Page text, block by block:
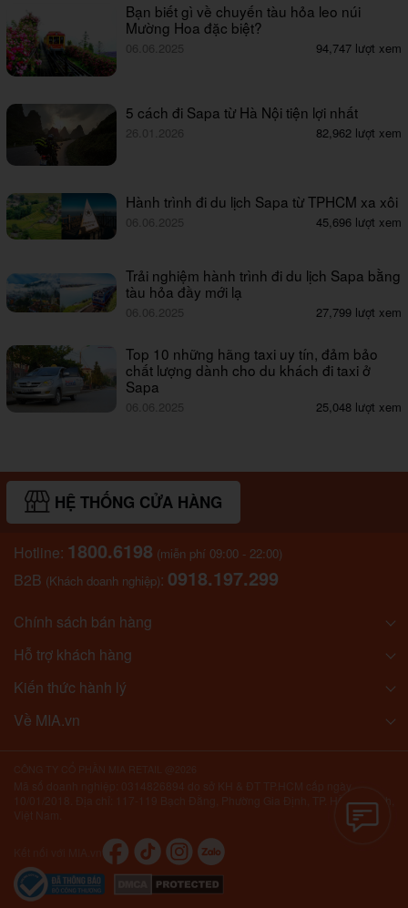
Bạn biết gì về chuyến tàu hỏa leo núi
Mường Hoa đặc biệt?
06.06.2025 94,747 lượt xem
5 cách đi Sapa từ Hà Nội tiện lợi nhất
26.01.2026 82,962 lượt xem
Hành trình đi du lịch Sapa từ TPHCM xa xôi
06.06.2025 45,696 lượt xem
Trải nghiệm hành trình đi du lịch Sapa bằng
tàu hỏa đầy mới lạ
06.06.2025 27,799 lượt xem
Top 10 những hãng taxi uy tín, đảm bảo
chất lượng dành cho du khách đi taxi ở
Sapa
06.06.2025 25,048 lượt xem
HỆ THỐNG CỬA HÀNG
Hotline: 1800.6198 (miễn phí 09:00 - 22:00)
B2B (Khách doanh nghiệp): 0918.197.299
Chính sách bán hàng
Hỗ trợ khách hàng
Kiến thức hành lý
Về MIA.vn
10/01/2018. Địa chỉ: 117-119 Bạch Đằng, Phường Gia Định, TP. Hồ Chí Minh,